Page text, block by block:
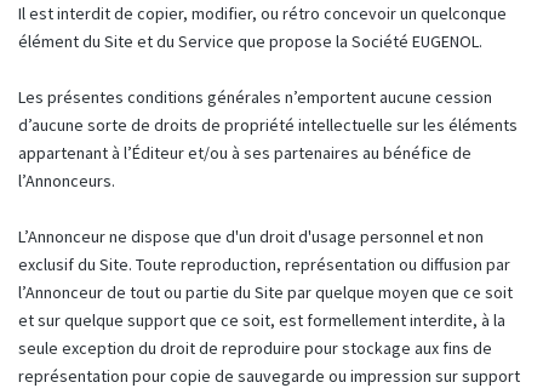
Il est interdit de copier, modifier, ou rétro concevoir un quelconque
élément du Site et du Service que propose la Société EUGENOL.
Les présentes conditions générales n’emportent aucune cession
d’aucune sorte de droits de propriété intellectuelle sur les éléments
appartenant à l’Éditeur et/ou à ses partenaires au bénéfice de
l’Annonceurs.
L’Annonceur ne dispose que d'un droit d'usage personnel et non
exclusif du Site. Toute reproduction, représentation ou diffusion par
l’Annonceur de tout ou partie du Site par quelque moyen que ce soit
et sur quelque support que ce soit, est formellement interdite, à la
seule exception du droit de reproduire pour stockage aux fins de
représentation pour copie de sauvegarde ou impression sur support